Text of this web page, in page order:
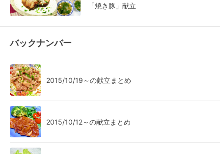
「焼き豚」献立
バックナンバー
2015/10/19～の献立まとめ
2015/10/12～の献立まとめ